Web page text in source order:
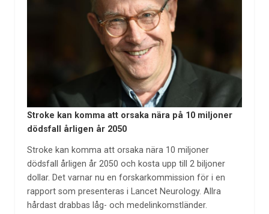
Stroke kan komma att orsaka nära på 10 miljoner
dödsfall årligen år 2050
Stroke kan komma att orsaka nära 10 miljoner
dödsfall årligen år 2050 och kosta upp till 2 biljoner
dollar. Det varnar nu en forskarkommission för i en
rapport som presenteras i Lancet Neurology. Allra
hårdast drabbas låg- och medelinkomstländer.